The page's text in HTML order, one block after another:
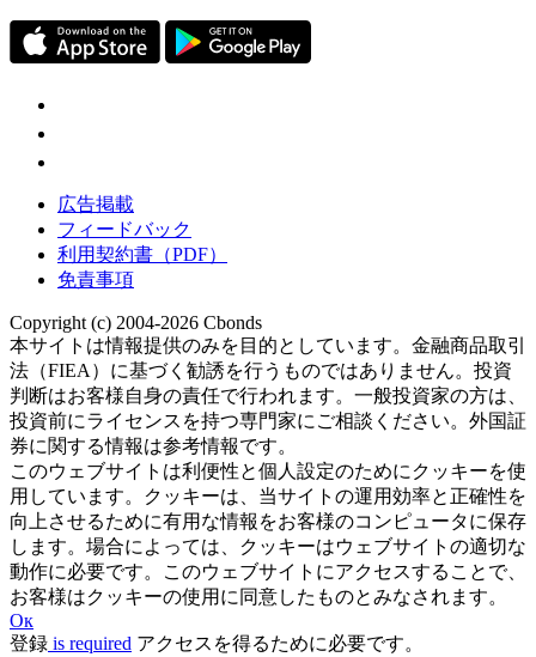
広告掲載
フィードバック
利用契約書（PDF）
免責事項
Copyright (c) 2004-2026 Cbonds
本サイトは情報提供のみを目的としています。金融商品取引
法（FIEA）に基づく勧誘を行うものではありません。投資
判断はお客様自身の責任で行われます。一般投資家の方は、
投資前にライセンスを持つ専門家にご相談ください。外国証
券に関する情報は参考情報です。
このウェブサイトは利便性と個人設定のためにクッキーを使
用しています。クッキーは、当サイトの運用効率と正確性を
向上させるために有用な情報をお客様のコンピュータに保存
します。場合によっては、クッキーはウェブサイトの適切な
動作に必要です。このウェブサイトにアクセスすることで、
お客様はクッキーの使用に同意したものとみなされます。
Ок
登録 is required アクセスを得るために必要です。